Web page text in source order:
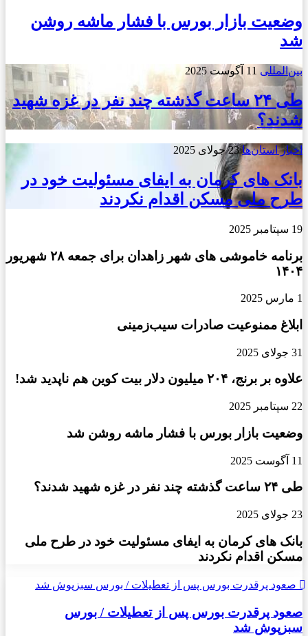
وضعیت بازار بورس با فشار ماشه روشن
شد
بین‌المللی 11 آگوست 2025
طی ۲۴ ساعت گذشته چند نفر در غزه شهید
شدند؟
اخبار استان‌ها 23 جولای 2025
بانک های کرمان به ایفای مسئولیت خود در
طرح ملی مسکن اقدام نکردند
19 سپتامبر 2025
برنامه خاموشی های شهر زاهدان برای جمعه ۲۸ شهریور
۱۴۰۴
1 مارس 2025
ابلاغ ممنوعیت صادرات سیب‌زمینی
31 جولای 2025
علاوه بر برنج، ۲۰۴ میلیون دلار بیت کوین هم ناپدید شد!
22 سپتامبر 2025
وضعیت بازار بورس با فشار ماشه روشن شد
11 آگوست 2025
طی ۲۴ ساعت گذشته چند نفر در غزه شهید شدند؟
23 جولای 2025
بانک های کرمان به ایفای مسئولیت خود در طرح ملی
مسکن اقدام نکردند
صعود پرقدرت بورس پس از تعطیلات / بورس سبزپوش شد
صعود پرقدرت بورس پس از تعطیلات / بورس
سبزپوش شد